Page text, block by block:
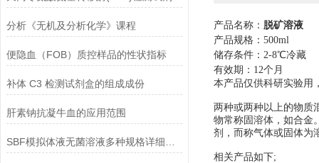
分析《无机及分析化学》课程
便隐血（FOB）质控样品的性状指标
补体 C3 检测试剂盒的组成成份
肝素钠抗凝牛血的应用范围
产品名称： 脱矿溶液
产品规格：
储存条件： 2-8℃冷藏
有效期： 12个月
本产品仅供科研实验用
两种或两种以上的物质
物常称固溶体，如合金
剂，而称气体或固体为
相关产品如下;